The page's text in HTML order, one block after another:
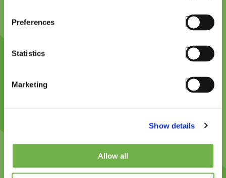
Preferences
Statistics
Marketing
Show details
Allow all
ampliar e melhorar os seus fluxos de
utilizar os mais recentes dispositivos
suas aplicações telnet a novos dispositivos
Andreas Funkenhauser